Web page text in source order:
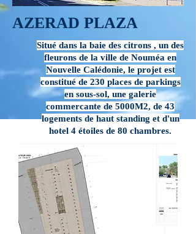
AZERAD PLAZA
Situé dans la baie des citrons , un des
fleurons de la ville de Nouméa en
Nouvelle Calédonie, le projet est
constitué de 230 places de parkings
en sous-sol, une galerie
commercante de 5000M2, de 43
logements de haut standing et d'un
hotel 4 étoiles de 80 chambres.